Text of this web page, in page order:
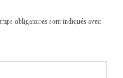
obligatoires sont indiqués avec